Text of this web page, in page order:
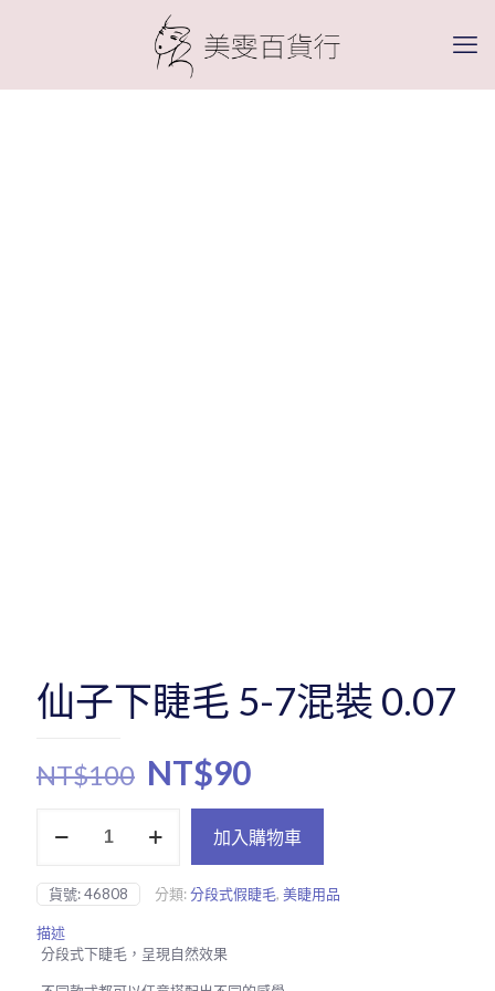
仙子下睫毛 5-7混裝 0.07
NT$100 原
價
格：
NT$100。
NT$90目
前
價
格：
NT$90。
睫
毛
5-
7
混
裝
加入購物車
貨號:46808 分類:分段式假睫毛, 美睫用品
描述
分段式下睫毛，呈現自然效果